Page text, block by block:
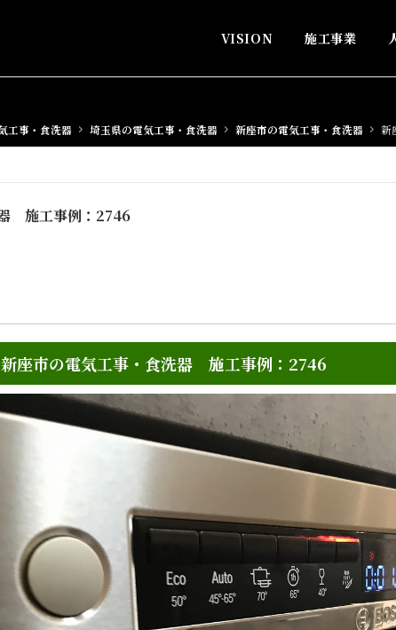
VISION 施工事業
工事・食洗器 埼玉県の電気工事・食洗器 新座市の電気工事・食洗器 新
施工事例：2746
新座市の電気工事・食洗器 施工事例：2746